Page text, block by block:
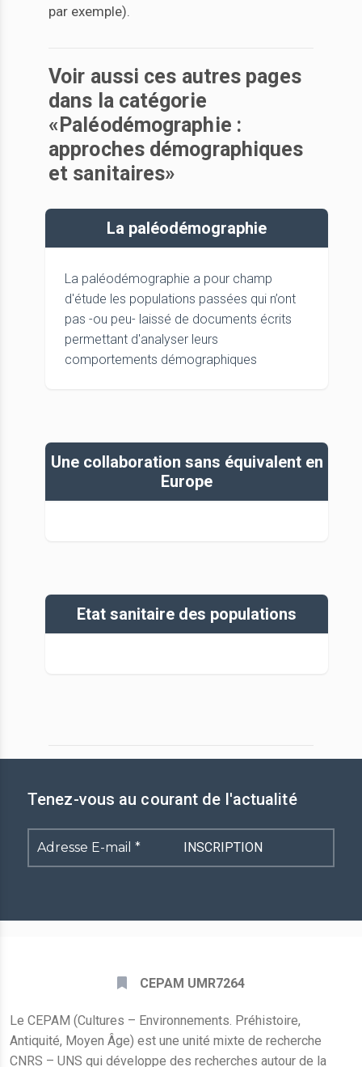
par exemple).
Voir aussi ces autres pages
dans la catégorie
«Paléodémographie :
approches démographiques
et sanitaires»
La paléodémographie
La paléodémographie a pour champ
d'étude les populations passées qui n’ont
pas -ou peu- laissé de documents écrits
permettant d'analyser leurs
comportements démographiques
Une collaboration sans équivalent en
Europe
Etat sanitaire des populations
Tenez-vous au courant de l'actualité
Adresse
E-
CEPAM UMR7264
Le CEPAM (Cultures – Environnements. Préhistoire,
Antiquité, Moyen Âge) est une unité mixte de recherche
CNRS – UNS qui développe des recherches autour de la